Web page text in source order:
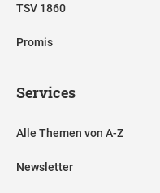
TSV 1860
Promis
Services
Alle Themen von A-Z
Newsletter